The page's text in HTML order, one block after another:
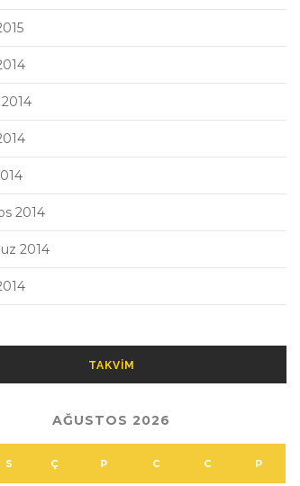
2014
2014
2014
TAKVIM
AĞUSTOS 2026
S Ç P C C P